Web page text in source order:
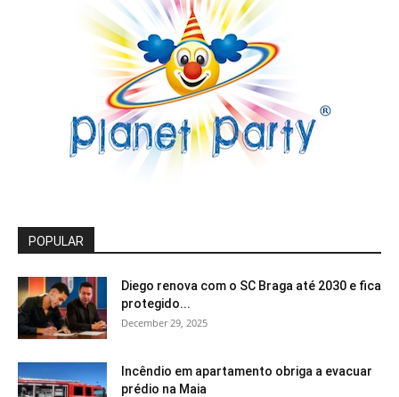
POPULAR
Diego renova com o SC Braga até 2030 e fica
protegido...
December 29, 2025
Incêndio em apartamento obriga a evacuar
prédio na Maia